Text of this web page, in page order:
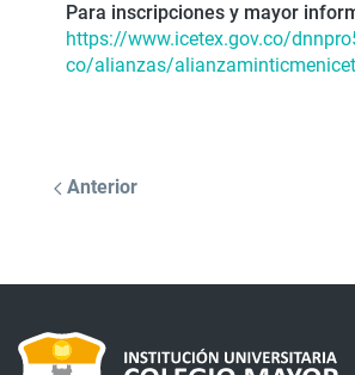
Para inscripciones y mayor
https://www.icetex.gov.co/
co/alianzas/
Anterior